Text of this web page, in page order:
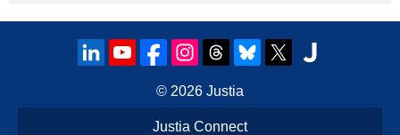
© 2026 Justia
Justia Connect